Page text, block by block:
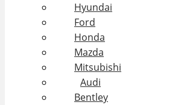
Hyundai
Ford
Honda
Mazda
Mitsubishi
Audi
Bentley